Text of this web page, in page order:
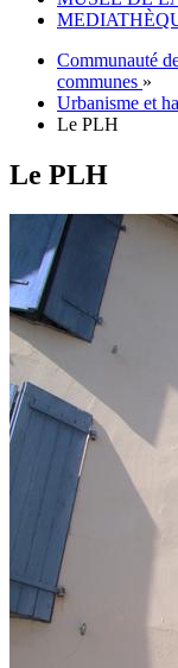
Communauté
communes »
Urbanisme et
Le PLH
Le PLH